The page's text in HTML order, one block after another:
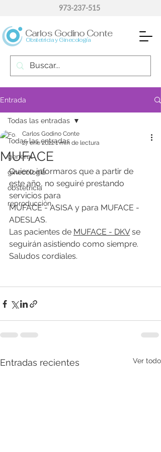
Obstetricia y Ginecología
Carlos Godino Conte
973-237-515
Entrada
Todas las entradas
general
ginecología
obstetricia
reproducción
Todas las entradas
MUFACE
Carlos Godino Conte
27 ene 20221 min de lectura
Quiero informaros que a partir de
este año, no seguiré prestando
servicios para
MUFACE - ASISA y para MUFACE -
ADESLAS.
Las pacientes de MUFACE - DKV se
seguirán asistiendo como siempre.
Saludos cordiales.
Entradas recientes Ver todo